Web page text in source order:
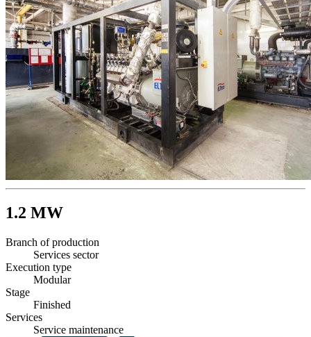
1.2 MW
Branch of production
Services sector
Execution type
Modular
Stage
Finished
Services
Service maintenance